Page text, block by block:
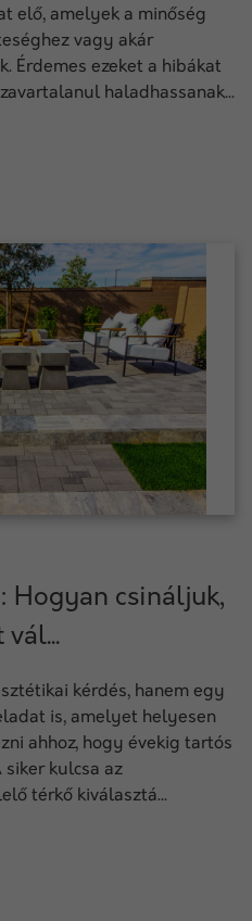
elő, amelyek a minőség
vagy akár
Érdemes ezeket a hibákat
haladhassanak...
Hogyan csináljuk,
kérdés, hanem egy
is, amelyet helyesen
ahhoz, hogy évekig tartós
siker kulcsa az
térkő kiválasztá...